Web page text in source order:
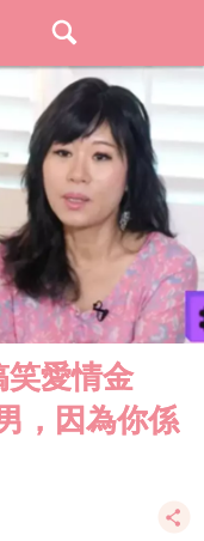
笑愛情金
，因為你係